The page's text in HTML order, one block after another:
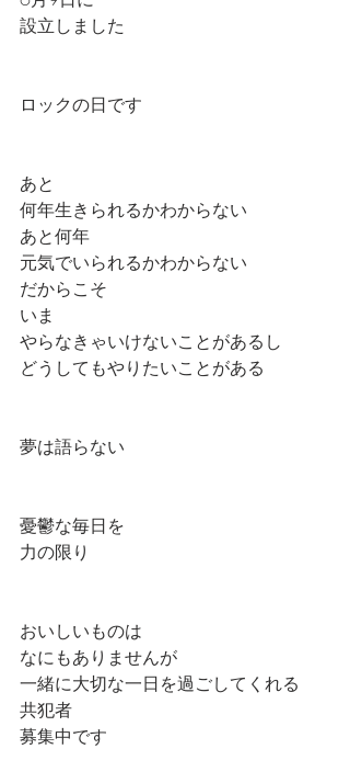
設立しました
ロックの日です
あと
何年生きられるかわからない
あと何年
元気でいられるかわからない
だからこそ
いま
やらなきゃいけないことがあるし
どうしてもやりたいことがある
夢は語らない
憂鬱な毎日を
力の限り
おいしいものは
なにもありませんが
一緒に大切な一日を過ごしてくれる
共犯者
募集中です